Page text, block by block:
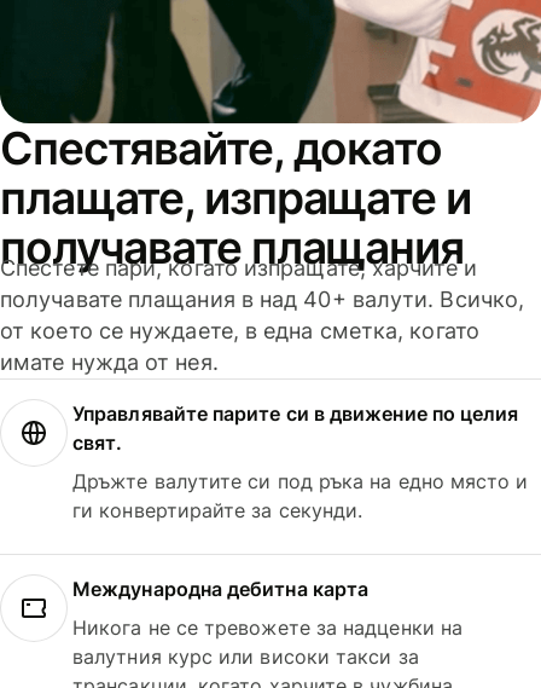
Спестявайте, докато
плащате, изпращате и
получавате плащания
Спестете пари, когато изпращате, харчите и
получавате плащания в над 40+ валути. Всичко,
от което се нуждаете, в една сметка, когато
имате нужда от нея.
Управлявайте парите си в движение по целия
свят.
Дръжте валутите си под ръка на едно място и
ги конвертирайте за секунди.
Международна дебитна карта
Никога не се тревожете за надценки на
валутния курс или високи такси за